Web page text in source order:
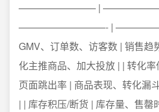
———————— |
—————————- | ——————–
GMV、订单数、访客数 | 销售趋
化主推商品、加大投放 | | 转化率
页面跳出率 | 商品表现、转化漏
| | 库存积压/断货 | 库存量、售罄